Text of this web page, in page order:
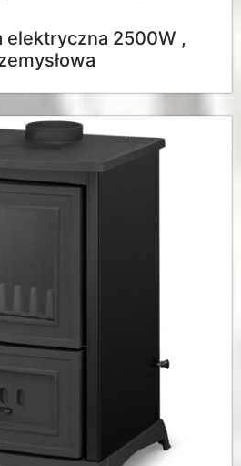
elektryczna 2500W ,